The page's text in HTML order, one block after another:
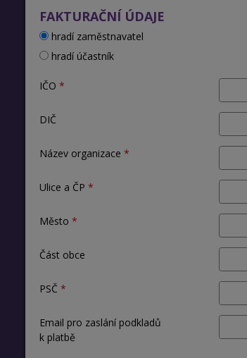
FAKTURAČNÍ ÚDAJE
hradí zaměstnavatel
hradí účastník
IČO
DIČ
Název organizace
Ulice a ČP
Město
Část obce
PSČ
Email pro zaslání podkladů
k platbě